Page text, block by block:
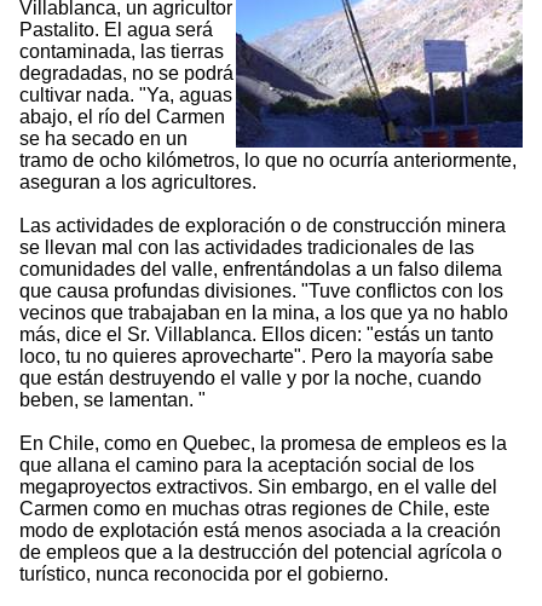
Villablanca, un agricultor
Pastalito. El agua será
contaminada, las tierras
degradadas, no se podrá
cultivar nada. "Ya, aguas
abajo, el río del Carmen
se ha secado en un
tramo de ocho kilómetros, lo que no ocurría anteriormente,
aseguran a los agricultores.
Las actividades de exploración o de construcción minera
se llevan mal con las actividades tradicionales de las
comunidades del valle, enfrentándolas a un falso dilema
que causa profundas divisiones. "Tuve conflictos con los
vecinos que trabajaban en la mina, a los que ya no hablo
más, dice el Sr. Villablanca. Ellos dicen: "estás un tanto
loco, tu no quieres aprovecharte". Pero la mayoría sabe
que están destruyendo el valle y por la noche, cuando
beben, se lamentan. "
En Chile, como en Quebec, la promesa de empleos es la
que allana el camino para la aceptación social de los
megaproyectos extractivos. Sin embargo, en el valle del
Carmen como en muchas otras regiones de Chile, este
modo de explotación está menos asociada a la creación
de empleos que a la destrucción del potencial agrícola o
turístico, nunca reconocida por el gobierno.